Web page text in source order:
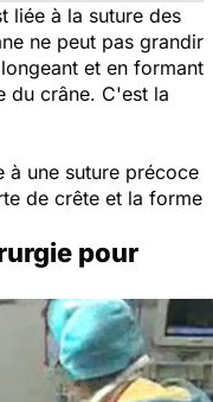
liée à la suture des
ne peut pas grandir
et en formant
du crâne. C'est la
à une suture précoce
de crête et la forme
pour